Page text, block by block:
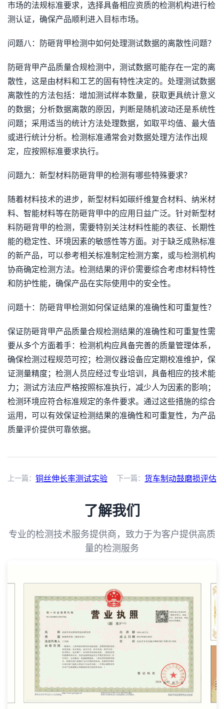
市场的法规标准要求，选择具备相应资质的检测机构进行检
测认证，确保产品顺利进入目标市场。
问题八：防砸背甲检测中如何处理测试数据的离散性问题？
防砸背甲产品质量合规检测中，测试数据可能存在一定的离
散性，这是由材料和工艺的固有特性决定的。处理测试数据
离散性的方法包括：增加测试样本数量，获取更具统计意义
的数据；分析数据离散的原因，判断是随机波动还是系统性
问题；采用适当的统计方法处理数据，如取平均值、最大值
或进行统计分析。检测标准通常会对数据处理方法作出规
定，应按照标准要求执行。
问题九：新型材料防砸背甲的检测有哪些特殊要求？
随着材料技术的进步，新型材料如碳纤维复合材料、纳米材
料、智能材料等在防砸背甲中的应用日益广泛。针对新型材
料防砸背甲的检测，需要特别关注材料性能的表征、长期性
能的稳定性、环境因素的敏感性等方面。对于缺乏成熟标准
的新产品，可以参考相关标准制定检测方案，或与检测机构
协商确定检测方法。检测结果的评价需要综合考虑材料特性
和防护性能，确保产品在实际使用中的安全性。
问题十：防砸背甲检测如何保证结果的准确性和可重复性？
保证防砸背甲产品质量合规检测结果的准确性和可重复性需
要从多个方面着手：检测机构应具备完善的质量管理体系，
确保检测过程规范可控；检测仪器设备应定期校准维护，保
证测量精度；检测人员应经过专业培训，具备相应的技术能
力；测试方法应严格按照标准执行，减少人为因素的影响；
检测环境应符合标准规定的条件要求。通过这些措施的综合
运用，可以有效保证检测结果的准确性和可重复性，为产品
质量评价提供可靠依据。
上一篇： 铜丝伸长率测试实验 下一篇： 货车制动鼓磨损评估
了解我们
专业的检测技术服务提供商，致力于为客户提供高质
量的检测服务